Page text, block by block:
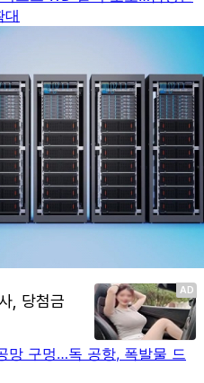
대
망 구멍…독 공항, 폭발물 드